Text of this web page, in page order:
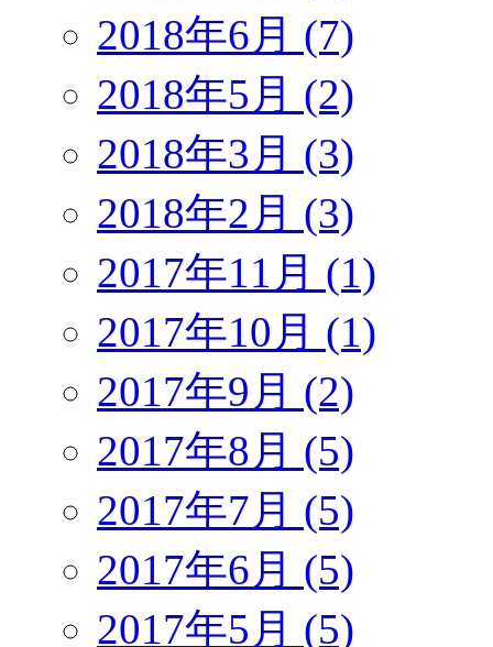
2018年6月 (7)
2018年5月 (2)
2018年3月 (3)
2018年2月 (3)
2017年11月 (1)
2017年10月 (1)
2017年9月 (2)
2017年8月 (5)
2017年7月 (5)
2017年6月 (5)
2017年5月 (5)